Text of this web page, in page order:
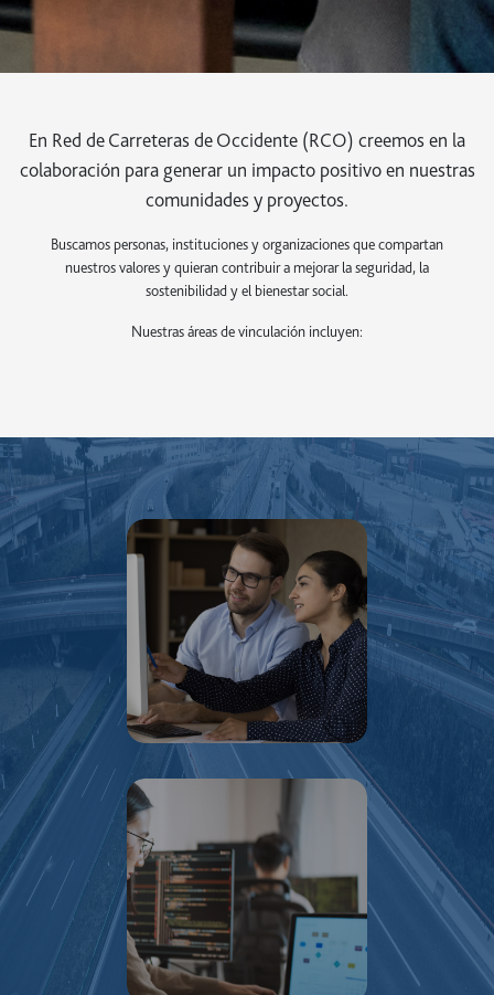
En Red de Carreteras de Occidente (RCO) creemos en la
colaboración para generar un impacto positivo en nuestras
comunidades y proyectos.
Buscamos personas, instituciones y organizaciones que compartan
nuestros valores y quieran contribuir a mejorar la seguridad, la
sostenibilidad y el bienestar social.
Nuestras áreas de vinculación incluyen:
Programas de prácticas profesionales y